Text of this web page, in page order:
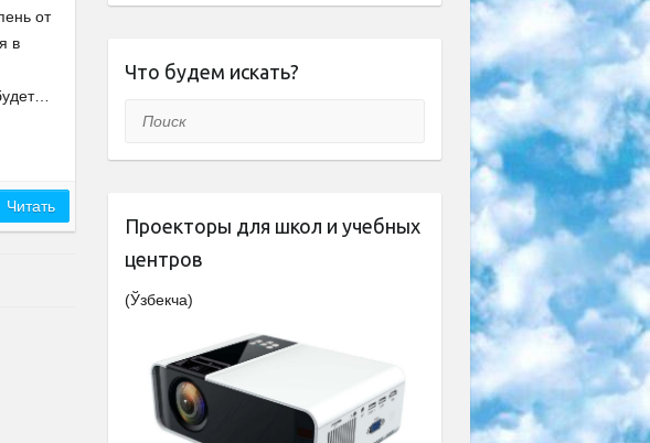
от
в
Читать
Что будем искать?
Поиск
Проекторы для школ и учебных
центров
(Ўзбекча)